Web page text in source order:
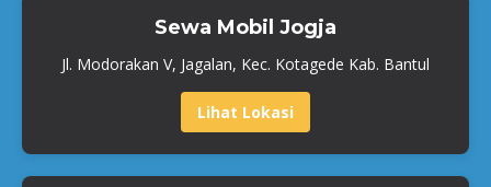
Sewa Mobil Jogja
Jl. Modorakan V, Jagalan, Kec. Kotagede Kab. Bantul
Lihat Lokasi